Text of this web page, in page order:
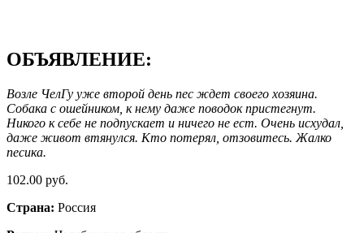
ОБЪЯВЛЕНИЕ:
Возле ЧелГу уже второй день пес ждет своего хозяина.
Собака с ошейником, к нему даже поводок пристегнут.
Никого к себе не подпускает и ничего не ест. Очень исхудал,
даже живот втянулся. Кто потерял, отзовитесь. Жалко
песика.
102.00 руб.
Страна: Россия